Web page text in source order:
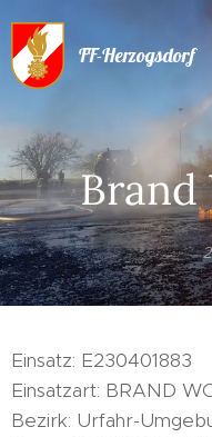
FF-Herzogsdorf
Brand
Einsatz: E230401883
Einsatzart: BRAND
Bezirk: Urfahr-